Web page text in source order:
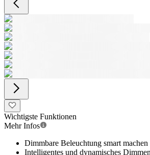
Wichtigste Funktionen
Mehr Infos
Dimmbare Beleuchtung smart machen
Intelligentes und dynamisches Dimmen